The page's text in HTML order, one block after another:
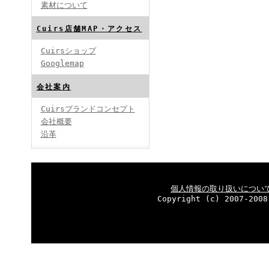
素材について
Cuirs店舗MAP・アクセス
Cuirsショップ
Googlemap
会社案内
Cuirsブランドコンセプト
会社概要
沿革
個人情報の取り扱いについ
Copyright (c) 2007-